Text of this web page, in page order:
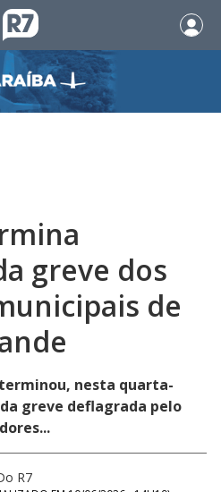
greve dos
de
nesta quarta-
greve deflagrada pelo
R7